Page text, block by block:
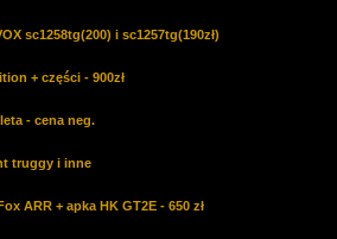
sc1258tg(200) i sc1257tg(190zł)
+ części - 900zł
- cena neg.
truggy i inne
ARR + apka HK GT2E - 650 zł